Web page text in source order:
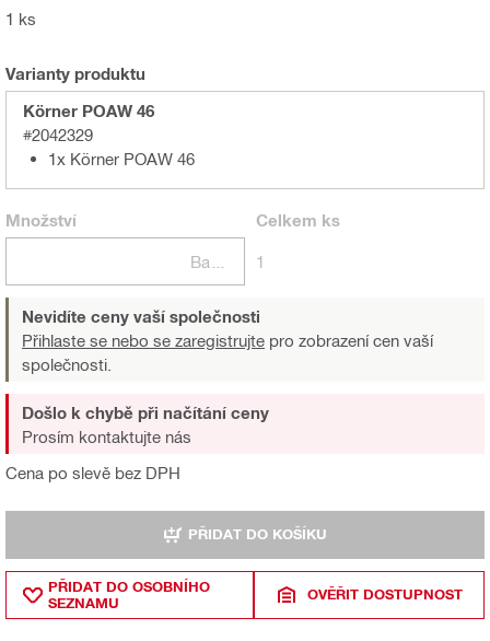
1 ks
Varianty produktu
Körner POAW 46
#2042329
1x Körner POAW 46
Množství Celkem ks
1
Nevidíte ceny vaší společnosti
Přihlaste se nebo se zaregistrujte pro zobrazení cen vaší
společnosti.
Cena po slevě bez DPH
Došlo k chybě při načítání ceny
Prosím kontaktujte nás
PŘIDAT DO KOŠÍKU
PŘIDAT DO OSOBNÍHO
SEZNAMU
OVĚŘIT DOSTUPNOST